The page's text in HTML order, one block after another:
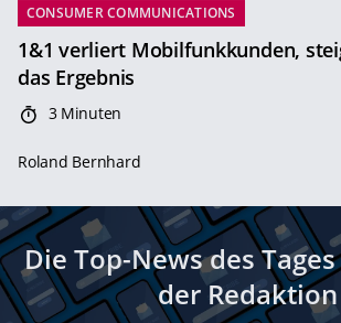
CONSUMER COMMUNICATIONS
1&1 verliert Mobilfunkkunden,
das Ergebnis
3 Minuten
Roland Bernhard
Die Top-News des
der Redaktion